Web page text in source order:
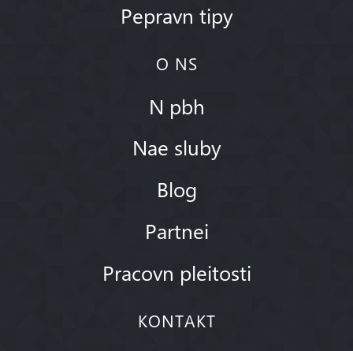
Pepravn tipy
O NS
N pbh
Nae sluby
Blog
Partnei
Pracovn pleitosti
KONTAKT